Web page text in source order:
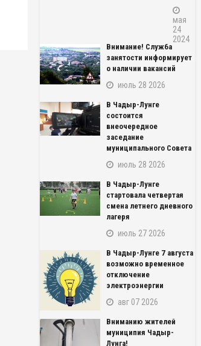
мая
24
2024
Внимание! Служба
занятости информирует
о наличии вакансий
июль 28 2026
В Чадыр-Лунге
состоится
внеочередное
заседание
муниципального Совета
июль 28 2026
В Чадыр-Лунге
стартовала четвертая
смена летнего дневного
лагеря
июль 27 2026
В Чадыр-Лунге 7 августа
возможно временное
отключение
электроэнергии
авг 07 2026
Вниманию жителей
муниципия Чадыр-
Лунга!
NAME_SOCIAL_FACEBOOK
NAME_SOCIAL_GOOGLE